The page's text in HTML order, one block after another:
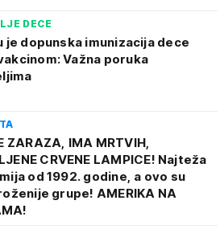
DECE
je dopunska imunizacija dece
Važna poruka
ZARAZA, IMA MRTVIH,
CRVENE LAMPICE! Najteža
od 1992. godine, a ovo su
grupe! AMERIKA NA